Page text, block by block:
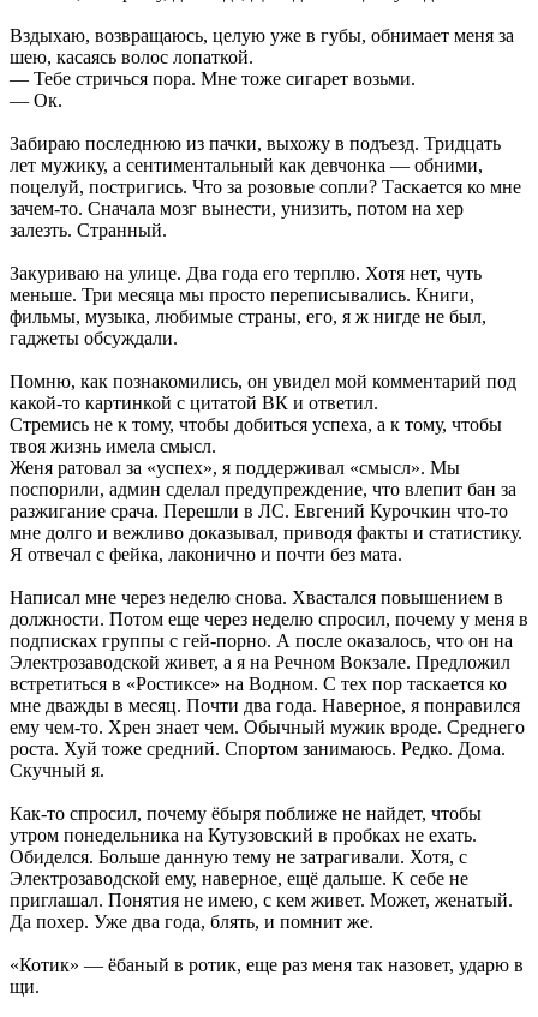
Вздыхаю, возвращаюсь, целую уже в губы, обнимает меня за
шею, касаясь волос лопаткой.
— Тебе стричься пора. Мне тоже сигарет возьми.
— Ок.
Забираю последнюю из пачки, выхожу в подъезд. Тридцать
лет мужику, а сентиментальный как девчонка — обними,
поцелуй, постригись. Что за розовые сопли? Таскается ко мне
зачем-то. Сначала мозг вынести, унизить, потом на хер
залезть. Странный.
Закуриваю на улице. Два года его терплю. Хотя нет, чуть
меньше. Три месяца мы просто переписывались. Книги,
фильмы, музыка, любимые страны, его, я ж нигде не был,
гаджеты обсуждали.
Помню, как познакомились, он увидел мой комментарий под
какой-то картинкой с цитатой ВК и ответил.
Стремись не к тому, чтобы добиться успеха, а к тому, чтобы
твоя жизнь имела смысл.
Женя ратовал за «успех», я поддерживал «смысл». Мы
поспорили, админ сделал предупреждение, что влепит бан за
разжигание срача. Перешли в ЛС. Евгений Курочкин что-то
мне долго и вежливо доказывал, приводя факты и статистику.
Я отвечал с фейка, лаконично и почти без мата.
Написал мне через неделю снова. Хвастался повышением в
должности. Потом еще через неделю спросил, почему у меня в
подписках группы с гей-порно. А после оказалось, что он на
Электрозаводской живет, а я на Речном Вокзале. Предложил
встретиться в «Ростиксе» на Водном. С тех пор таскается ко
мне дважды в месяц. Почти два года. Наверное, я понравился
ему чем-то. Хрен знает чем. Обычный мужик вроде. Среднего
роста. Хуй тоже средний. Спортом занимаюсь. Редко. Дома.
Скучный я.
Как-то спросил, почему ёбыря поближе не найдет, чтобы
утром понедельника на Кутузовский в пробках не ехать.
Обиделся. Больше данную тему не затрагивали. Хотя, с
Электрозаводской ему, наверное, ещё дальше. К себе не
приглашал. Понятия не имею, с кем живет. Может, женатый.
Да похер. Уже два года, блять, и помнит же.
«Котик» — ёбаный в ротик, еще раз меня так назовет, ударю в
щи.